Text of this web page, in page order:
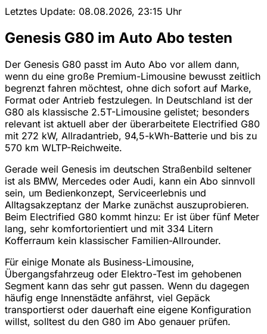
Letztes Update: 08.08.2026, 23:15 Uhr
Genesis G80 im Auto Abo testen
Der Genesis G80 passt im Auto Abo vor allem dann,
wenn du eine große Premium-Limousine bewusst zeitlich
begrenzt fahren möchtest, ohne dich sofort auf Marke,
Format oder Antrieb festzulegen. In Deutschland ist der
G80 als klassische 2.5T-Limousine gelistet; besonders
relevant ist aktuell aber der überarbeitete Electrified G80
mit 272 kW, Allradantrieb, 94,5-kWh-Batterie und bis zu
570 km WLTP-Reichweite.
Gerade weil Genesis im deutschen Straßenbild seltener
ist als BMW, Mercedes oder Audi, kann ein Abo sinnvoll
sein, um Bedienkonzept, Serviceerlebnis und
Alltagsakzeptanz der Marke zunächst auszuprobieren.
Beim Electrified G80 kommt hinzu: Er ist über fünf Meter
lang, sehr komfortorientiert und mit 334 Litern
Kofferraum kein klassischer Familien-Allrounder.
Für einige Monate als Business-Limousine,
Übergangsfahrzeug oder Elektro-Test im gehobenen
Segment kann das sehr gut passen. Wenn du dagegen
häufig enge Innenstädte anfährst, viel Gepäck
transportierst oder dauerhaft eine eigene Konfiguration
willst, solltest du den G80 im Abo genauer prüfen.